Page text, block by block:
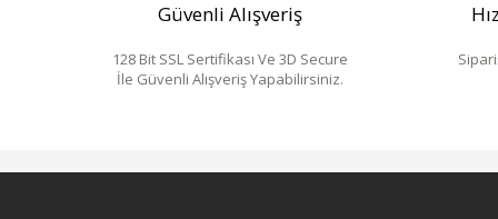
Güvenli Alışveriş
128 Bit SSL Sertifikası Ve 3D Secure
İle Güvenli Alışveriş Yapabilirsiniz.